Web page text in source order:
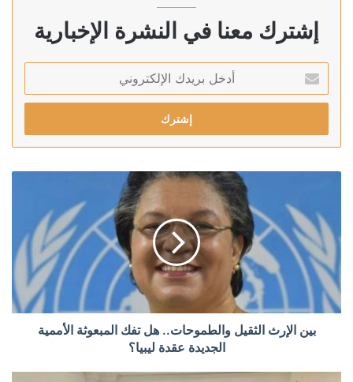
إشترك معنا في النشرة الإخبارية
بريدك
الإلكتروني
بين الإرث الثقيل والطموحات.. هل تفك المبعوثة الأممية
الجديدة عقدة ليبيا؟